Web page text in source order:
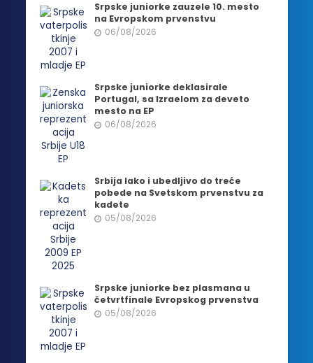
Srpske juniorke zauzele 10. mesto
na Evropskom prvenstvu
06/08/2026
Srpske juniorke deklasirale
Portugal, sa Izraelom za deveto
mesto na EP
06/08/2026
Srbija lako i ubedljivo do treće
pobede na Svetskom prvenstvu za
kadete
05/08/2026
Srpske juniorke bez plasmana u
četvrtfinale Evropskog prvenstva
05/08/2026